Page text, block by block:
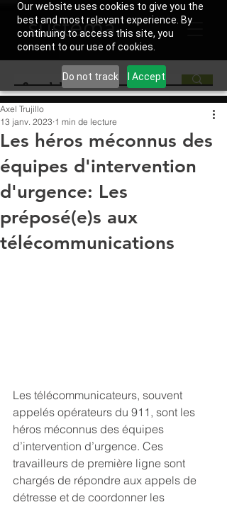
Our website uses cookies to give you the
best and most relevant experience. By
continuing to access this site, you
consent to our use of cookies.
Do not track I Accept
Les héros méconnus des
équipes d'intervention
d'urgence: Les
préposé(e)s aux
télécommunications
Axel Trujillo
13 janv. 2023 1 min de lecture
Les télécommunicateurs, souvent
appelés opérateurs du 911, sont les
héros méconnus des équipes
d’intervention d’urgence. Ces
travailleurs de première ligne sont
chargés de répondre aux appels de
détresse et de coordonner les